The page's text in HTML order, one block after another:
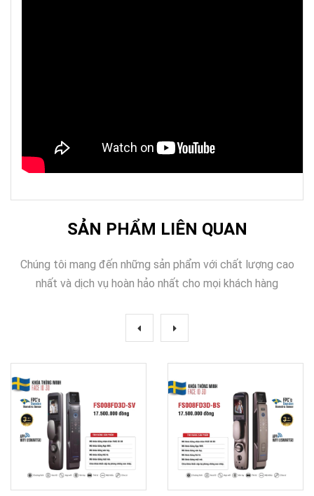
SẢN PHẨM LIÊN QUAN
Chúng tôi mang đến những sản phẩm với chất lượng cao
nhất và dịch vụ hoàn hảo nhất cho mọi khách hàng